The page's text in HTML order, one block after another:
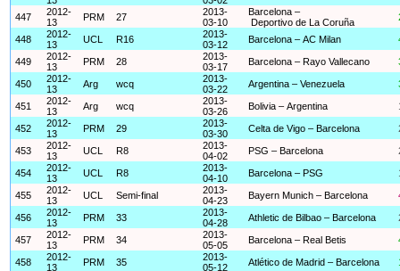
447
2012-
13
PRM 27
2013-
03-10
Barcelona –
Deportivo de La Coruña
448
2012-
13
UCL R16
2013-
03-12
Barcelona – AC Milan
449
2012-
13
PRM 28
2013-
03-17
Barcelona – Rayo Vallecano
450
2012-
13
Arg wcq
2013-
03-22
Argentina – Venezuela
451
2012-
13
Arg wcq
2013-
03-26
Bolivia – Argentina
452
2012-
13
PRM 29
2013-
03-30
Celta de Vigo – Barcelona
453
2012-
13
UCL R8
2013-
04-02
PSG – Barcelona
454
2012-
13
UCL R8
2013-
04-10
Barcelona – PSG
455
2012-
13
UCL Semi-final
2013-
04-23
Bayern Munich – Barcelona
456
2012-
13
PRM 33
2013-
04-28
Athletic de Bilbao – Barcelona
457
2012-
13
PRM 34
2013-
05-05
Barcelona – Real Betis
458
2012-
13
PRM 35
2013-
05-12
Atlético de Madrid – Barcelona